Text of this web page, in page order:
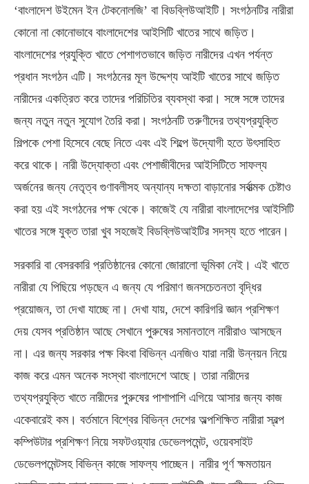
‘বাংলাদেশ উইমেন ইন টেকনোলজি’ বা বিডব্লিউআইটি। সংগঠনটির নারীরা
কোনো না কোনোভাবে বাংলাদেশের আইসিটি খাতের সাথে জড়িত।
বাংলাদেশের প্রযুক্তি খাতে পেশাগতভাবে জড়িত নারীদের এখন পর্যন্ত
প্রধান সংগঠন এটি। সংগঠনের মূল উদ্দেশ্য আইটি খাতের সাথে জড়িত
নারীদের একত্রিত করে তাদের পরিচিতির ব্যবস্থা করা। সঙ্গে সঙ্গে তাদের
জন্য নতুন নতুন সুযোগ তৈরি করা। সংগঠনটি তরুণীদের তথ্যপ্রযুক্তি
শিল্পকে পেশা হিসেবে বেছে নিতে এবং এই শিল্পে উদ্যোগী হতে উৎসাহিত
করে থাকে। নারী উদ্যোক্তা এবং পেশাজীবীদের আইসিটিতে সাফল্য
অর্জনের জন্য নেতৃত্ব গুণাবলীসহ অন্যান্য দক্ষতা বাড়ানোর সর্বাত্মক চেষ্টাও
করা হয় এই সংগঠনের পক্ষ থেকে। কাজেই যে নারীরা বাংলাদেশের আইসিটি
খাতের সঙ্গে যুক্ত তারা খুব সহজেই বিডব্লিউআইটির সদস্য হতে পারেন।
সরকারি বা বেসরকারি প্রতিষ্ঠানের কোনো জোরালো ভূমিকা নেই। এই খাতে
নারীরা যে পিছিয়ে পড়ছেন এ জন্য যে পরিমাণ জনসচেতনতা বৃদ্ধির
প্রয়োজন, তা দেখা যাচ্ছে না। দেখা যায়, দেশে কারিগরি জ্ঞান প্রশিক্ষণ
দেয় যেসব প্রতিষ্ঠান আছে সেখানে পুরুষের সমানতালে নারীরাও আসছেন
না। এর জন্য সরকার পক্ষ কিংবা বিভিন্ন এনজিও যারা নারী উন্নয়ন নিয়ে
কাজ করে এমন অনেক সংস্থা বাংলাদেশে আছে। তারা নারীদের
তথ্যপ্রযুক্তি খাতে নারীদের পুরুষের পাশাপাশি এগিয়ে আসার জন্য কাজ
একেবারেই কম। বর্তমানে বিশ্বের বিভিন্ন দেশের অল্পশিক্ষিত নারীরা স্বল্প
কম্পিউটার প্রশিক্ষণ নিয়ে সফটওয়্যার ডেভেলপমেন্ট, ওয়েবসাইট
ডেভেলপমেন্টসহ বিভিন্ন কাজে সাফল্য পাচ্ছেন। নারীর পূর্ণ ক্ষমতায়ন